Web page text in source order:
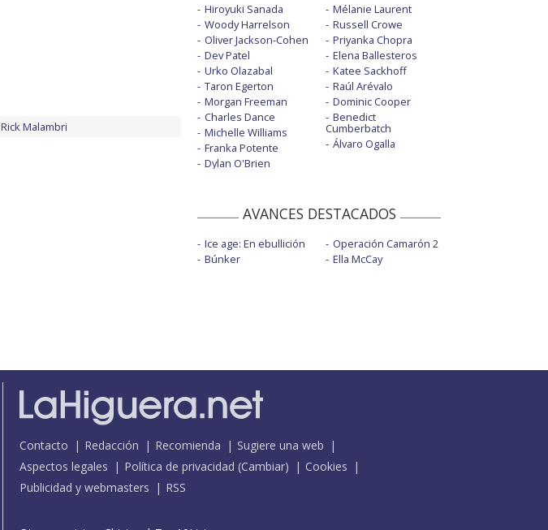
Rick Malambri
Hiroyuki Sanada
Woody Harrelson
Oliver Jackson-Cohen
Dev Patel
Urko Olazabal
Taron Egerton
Morgan Freeman
Charles Dance
Michelle Williams
Franka Potente
Dylan O'Brien
Mélanie Laurent
Russell Crowe
Priyanka Chopra
Elena Ballesteros
Katee Sackhoff
Raúl Arévalo
Dominic Cooper
Benedict
Cumberbatch
Álvaro Ogalla
AVANCES DESTACADOS
Ice age: En ebullición
Búnker
Operación Camarón 2
Ella McCay
Contacto Redacción Recomienda
Sugiere una web
Aspectos legales
Política de privacidad (Cambiar)
Cookies
Publicidad y webmasters
RSS